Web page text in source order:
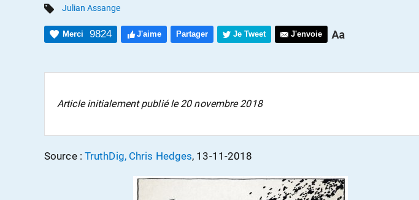
Julian Assange
Merci 9824 J'aime Partager Je Tweet J'envoie
Article initialement publié le 20 novembre 2018
Source : TruthDig, Chris Hedges, 13-11-2018